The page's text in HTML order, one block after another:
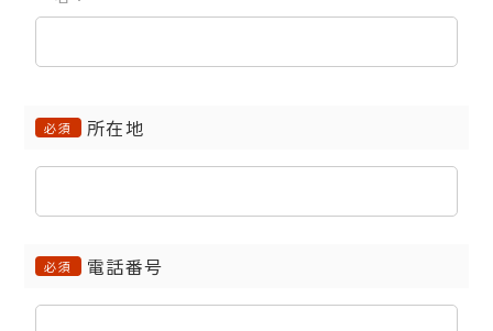
必須 所在地
必須 電話番号